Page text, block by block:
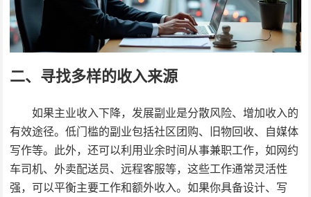
二、寻找多样的收入来源
如果主业收入下降，发展副业是分散风险、增加收入的
有效途径。低门槛的副业包括社区团购、旧物回收、自媒体
写作等。此外，还可以利用业余时间从事兼职工作，如网约
车司机、外卖配送员、远程客服等，这些工作通常灵活性
强，可以平衡主要工作和额外收入。如果你具备设计、写